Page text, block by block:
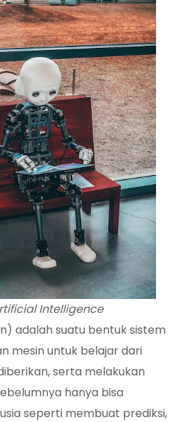
Intelligence
adalah suatu bentuk sistem
mesin untuk belajar dari
serta melakukan
hanya bisa
seperti membuat prediksi,